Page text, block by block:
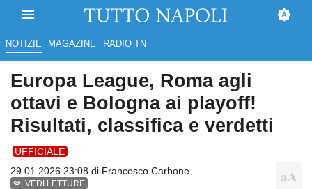
NOTIZIE MAGAZINE RADIO TN
Europa League, Roma agli
ottavi e Bologna ai playoff!
Risultati, classifica e verdetti
UFFICIALE
29.01.2026 23:08 di Francesco Carbone
VEDI LETTURE